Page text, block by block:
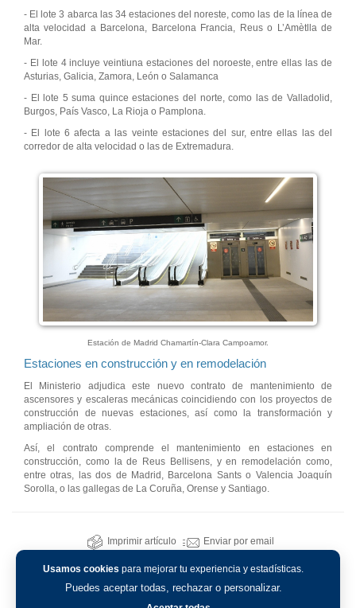
Usamos cookies para mejorar tu experiencia y estadísticas.
Puedes aceptar todas, rechazar o personalizar.
- El lote 3 abarca las 34 estaciones del noreste, como las de la línea de
alta velocidad a Barcelona, Barcelona Francia, Reus o L’Amètlla de
Mar.
- El lote 4 incluye veintiuna estaciones del noroeste, entre ellas las de
Asturias, Galicia, Zamora, León o Salamanca
- El lote 5 suma quince estaciones del norte, como las de Valladolid,
Burgos, País Vasco, La Rioja o Pamplona.
- El lote 6 afecta a las veinte estaciones del sur, entre ellas las del
corredor de alta velocidad o las de Extremadura.
Estación de Madrid Chamartín-Clara Campoamor.
Estaciones en construcción y en remodelación
El Ministerio adjudica este nuevo contrato de mantenimiento de
ascensores y escaleras mecánicas coincidiendo con los proyectos de
construcción de nuevas estaciones, así como la transformación y
ampliación de otras.
Así, el contrato comprende el mantenimiento en estaciones en
construcción, como la de Reus Bellisens, y en remodelación como,
entre otras, las dos de Madrid, Barcelona Sants o Valencia Joaquín
Sorolla, o las gallegas de La Coruña, Orense y Santiago.
Imprimir artículo Enviar por email